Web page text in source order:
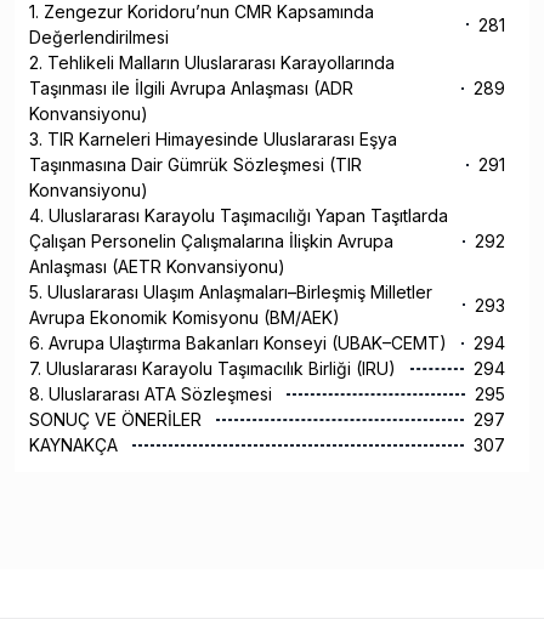
1. Zengezur Koridoru’nun CMR Kapsamında
Değerlendirilmesi
281
2. Tehlikeli Malların Uluslararası Karayollarında
Taşınması ile İlgili Avrupa Anlaşması (ADR
Konvansiyonu)
289
3. TIR Karneleri Himayesinde Uluslararası Eşya
Taşınmasına Dair Gümrük Sözleşmesi (TIR
Konvansiyonu)
291
4. Uluslararası Karayolu Taşımacılığı Yapan Taşıtlarda
Çalışan Personelin Çalışmalarına İlişkin Avrupa
Anlaşması (AETR Konvansiyonu)
292
5. Uluslararası Ulaşım Anlaşmaları–Birleşmiş Milletler
Avrupa Ekonomik Komisyonu (BM/AEK)
293
6. Avrupa Ulaştırma Bakanları Konseyi (UBAK–CEMT)
294
7. Uluslararası Karayolu Taşımacılık Birliği (IRU)
294
8. Uluslararası ATA Sözleşmesi
295
SONUÇ VE ÖNERİLER
297
KAYNAKÇA
307